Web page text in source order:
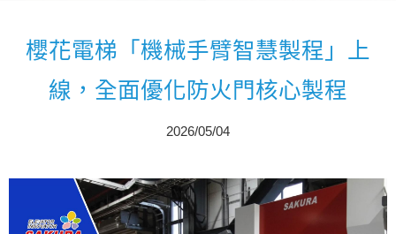
櫻花電梯「機械手臂智慧製程」上
線，全面優化防火門核心製程
2026/05/04